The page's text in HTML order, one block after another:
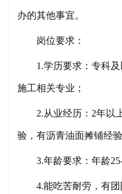
办的其他事宜。
岗位要求：
1.学历要求：专科
施工相关专业；
2.从业经历：2年以
验，有沥青油面摊铺经
3.年龄要求：年龄
4.能吃苦耐劳，有团